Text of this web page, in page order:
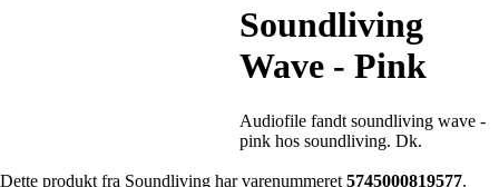
Soundliving
Wave - Pink
Audiofile fandt soundliving wave -
pink hos soundliving. Dk.
Dette produkt fra Soundliving har varenummeret 5745000819577.